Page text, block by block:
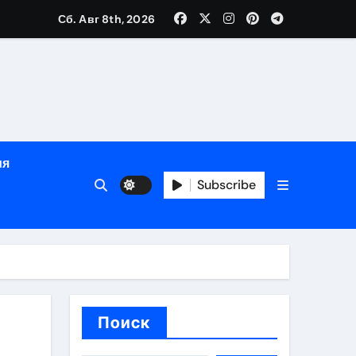
результатов при анонимном лечении
Сб. Авг 8th, 2026
Subscribe
Поиск